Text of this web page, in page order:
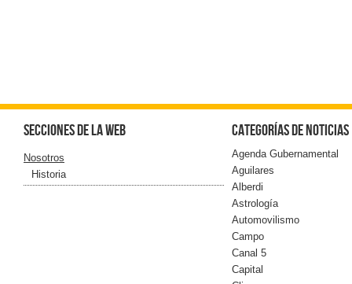
Secciones de la web
Nosotros
Historia
Categorías de noticias
Agenda Gubernamental
Aguilares
Alberdi
Astrología
Automovilismo
Campo
Canal 5
Capital